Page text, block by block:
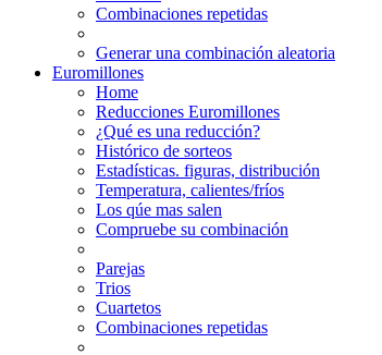
Combinaciones repetidas
Generar una combinación aleatoria
Euromillones
Home
Reducciones Euromillones
¿Qué es una reducción?
Histórico de sorteos
Estadísticas. figuras, distribución
Temperatura, calientes/fríos
Los qúe mas salen
Compruebe su combinación
Parejas
Trios
Cuartetos
Combinaciones repetidas